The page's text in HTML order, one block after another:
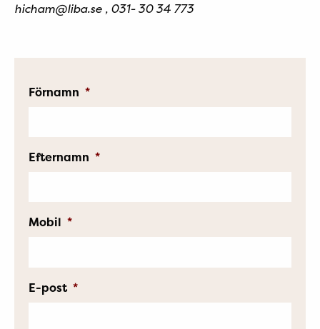
hicham@liba.se , 031- 30 34 773
Förnamn *
Efternamn *
Mobil *
E-post *